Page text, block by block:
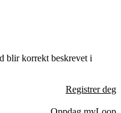
blir korrekt beskrevet i
Registrer deg